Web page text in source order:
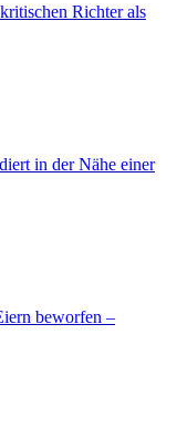
Richter als
in der Nähe einer
beworfen –